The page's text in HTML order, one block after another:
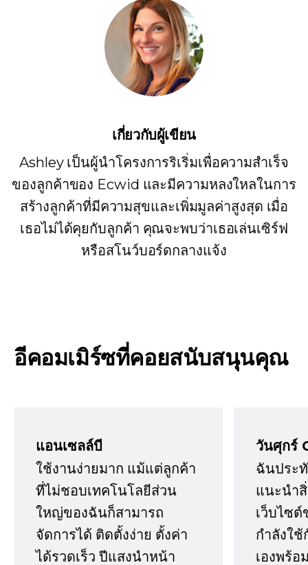
เกี่ยวกับผู้เขียน
Ashley เป็นผู้นำโครงการริเริ่มเพื่อความสำเร็จ
ของลูกค้าของ Ecwid และมีความหลงใหลในการ
สร้างลูกค้าที่มีความสุขและเพิ่มมูลค่าสูงสุด เมื่อ
เธอไม่ได้คุยกับลูกค้า คุณจะพบว่าเธอเล่นเซิร์ฟ
หรือสโนว์บอร์ดกลางแจ้ง
อีคอมเมิร์ซที่คอยสนับสนุนคุณ
แอนเซลล์บี
ใช้งานง่ายมาก แม้แต่ลูกค้า
ที่ไม่ชอบเทคโนโลยีส่วน
ใหญ่ของฉันก็สามารถ
จัดการได้ ติดตั้งง่าย ตั้งค่า
ได้รวดเร็ว ปีแสงนำหน้า
วันศุกร์
ฉันประ
แนะนำ
เว็บไซ
กำลังใ
เองพร้